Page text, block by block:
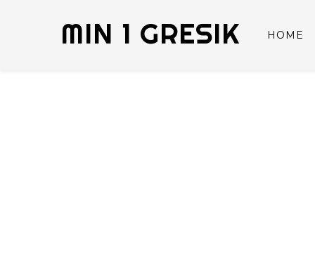
MIN 1 GRESIK HOME